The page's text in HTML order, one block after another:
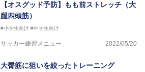
【オスグッド予防】もも前ストレッチ（大
腿四頭筋）
#小学生向け #中学生向け
サッカー練習メニュー 2022/05/20
大臀筋に狙いを絞ったトレーニング